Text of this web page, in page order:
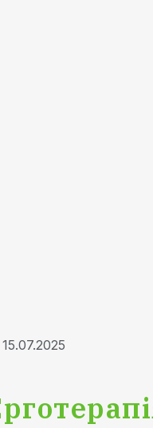
15.07.2025